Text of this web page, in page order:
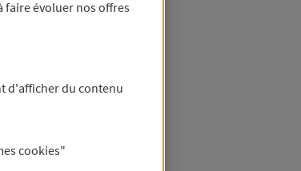
faire évoluer nos offres
d'afficher du contenu
cookies"